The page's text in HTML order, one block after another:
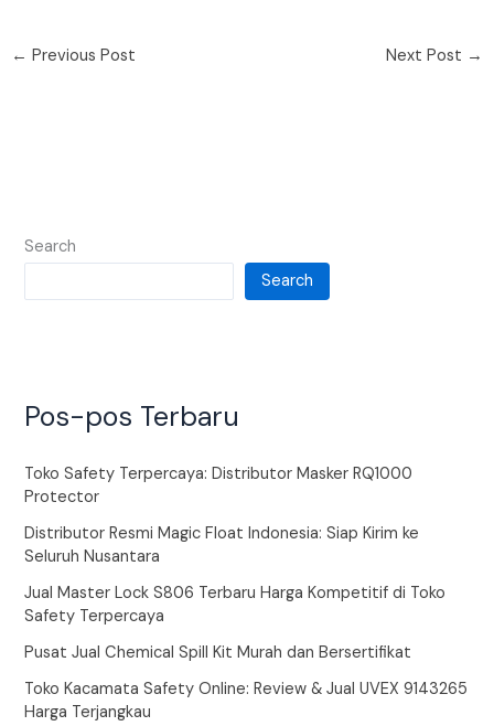
← Previous Post Next Post →
Search
Search
Pos-pos Terbaru
Toko Safety Terpercaya: Distributor Masker RQ1000
Protector
Distributor Resmi Magic Float Indonesia: Siap Kirim ke
Seluruh Nusantara
Jual Master Lock S806 Terbaru Harga Kompetitif di Toko
Safety Terpercaya
Pusat Jual Chemical Spill Kit Murah dan Bersertifikat
Toko Kacamata Safety Online: Review & Jual UVEX 9143265
Harga Terjangkau